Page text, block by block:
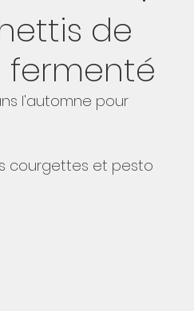
de
fermenté
l'automne pour
courgettes et pesto